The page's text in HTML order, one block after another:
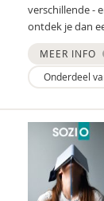
Mariëlle
Mentale
Movisie
Vreedzaam
NIDI
Pharos
verschillende -
ontdek je dan
MEER INFO
Onderdeel